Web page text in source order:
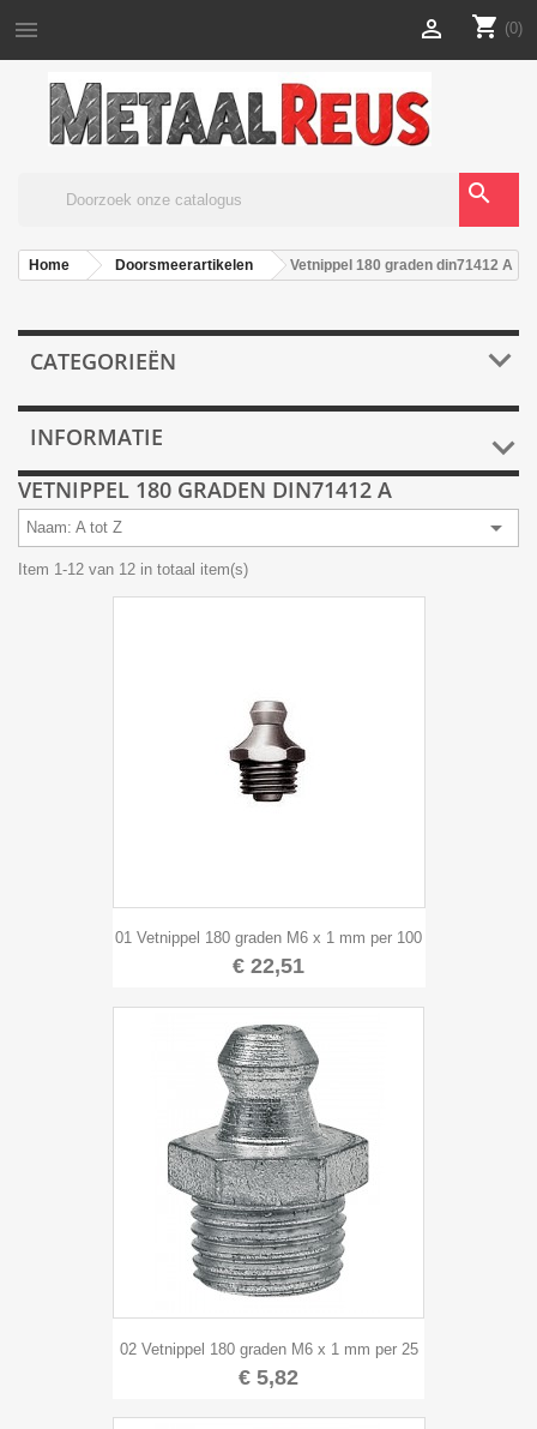
 shopping_cart (0)

search
Home Doorsmeerartikelen Vetnippel 180 graden din71412 A
CATEGORIEËN 
INFORMATIE 
VETNIPPEL 180 GRADEN DIN71412 A
Naam: A tot Z 
Item 1-12 van 12 in totaal item(s)
01 Vetnippel 180 graden M6 x 1 mm per 100
€ 22,51
02 Vetnippel 180 graden M6 x 1 mm per 25
€ 5,82